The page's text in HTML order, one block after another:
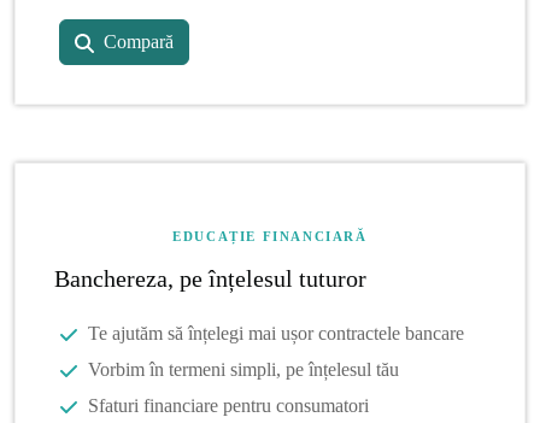
Compară
EDUCAȚIE FINANCIARĂ
Banchereza, pe înțelesul tuturor
Te ajutăm să înțelegi mai ușor contractele bancare
Vorbim în termeni simpli, pe înțelesul tău
Sfaturi financiare pentru consumatori